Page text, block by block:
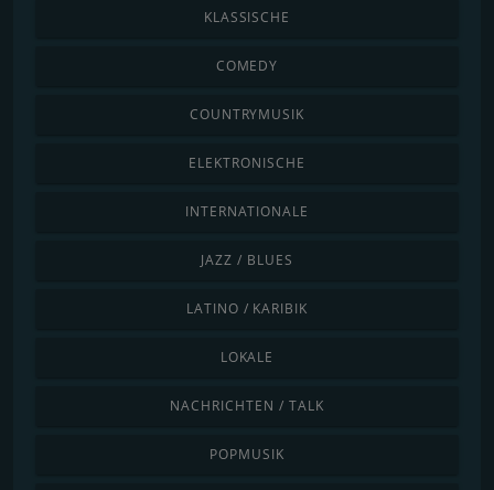
KLASSISCHE
COMEDY
COUNTRYMUSIK
ELEKTRONISCHE
INTERNATIONALE
JAZZ / BLUES
LATINO / KARIBIK
LOKALE
NACHRICHTEN / TALK
POPMUSIK